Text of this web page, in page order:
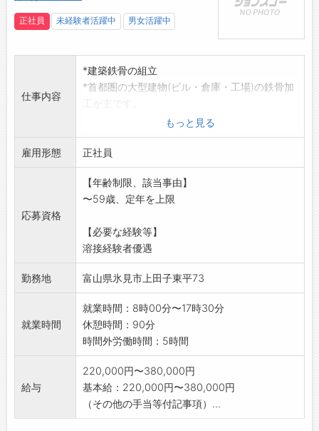
正社員 未経験者活躍中 男女活躍中
仕事内容
*建築鉄骨の組立
*首都圏の大型建物(ビル・倉庫・工場)の鉄骨加
*未経験者・研修期間あり
【変更範囲:変更なし】
※面接希望の方はハローワークから『紹介状』
の交付を
受けてください。
もっと見る
雇用形態 正社員
応募資格
【年齢制限、該当事由】
〜59歳、定年を上限
【必要な経験等】
溶接経験者優遇
勤務地 富山県氷見市上田子東平73
就業時間
就業時間：8時00分〜17時30分
休憩時間：90分
時間外労働時間：5時間
給与
220,000円〜380,000円
基本給：220,000円〜380,000円
（その他の手当等付記事項）...